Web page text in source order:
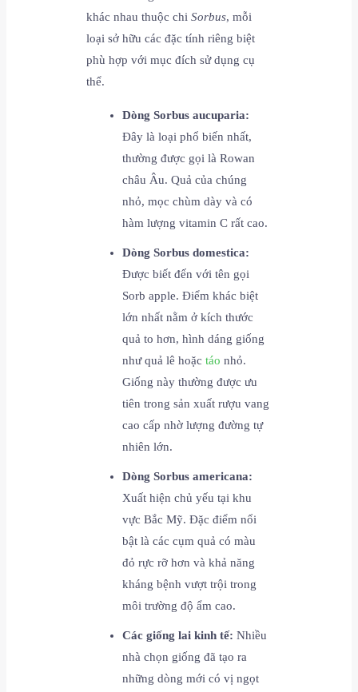
khác nhau thuộc chiSorbus, mỗi
loại sở hữu các đặc tính riêng biệt
phù hợp với mục đích sử dụng cụ
thể.
Dòng Sorbus aucuparia:
Đây là loại phổ biến nhất,
thường được gọi là Rowan
châu Âu. Quả của chúng
nhỏ, mọc chùm dày và có
hàm lượng vitamin C rất cao.
Dòng Sorbus domestica:
Được biết đến với tên gọi
Sorb apple. Điểm khác biệt
lớn nhất nằm ở kích thước
quả to hơn, hình dáng giống
như quả lê hoặctáo nhỏ.
Giống này thường được ưu
tiên trong sản xuất rượu vang
cao cấp nhờ lượng đường tự
nhiên lớn.
Dòng Sorbus americana:
Xuất hiện chủ yếu tại khu
vực Bắc Mỹ. Đặc điểm nổi
bật là các cụm quả có màu
đỏ rực rỡ hơn và khả năng
kháng bệnh vượt trội trong
môi trường độ ẩm cao.
Các giống lai kinh tế: Nhiều
nhà chọn giống đã tạo ra
những dòng mới có vị ngọt